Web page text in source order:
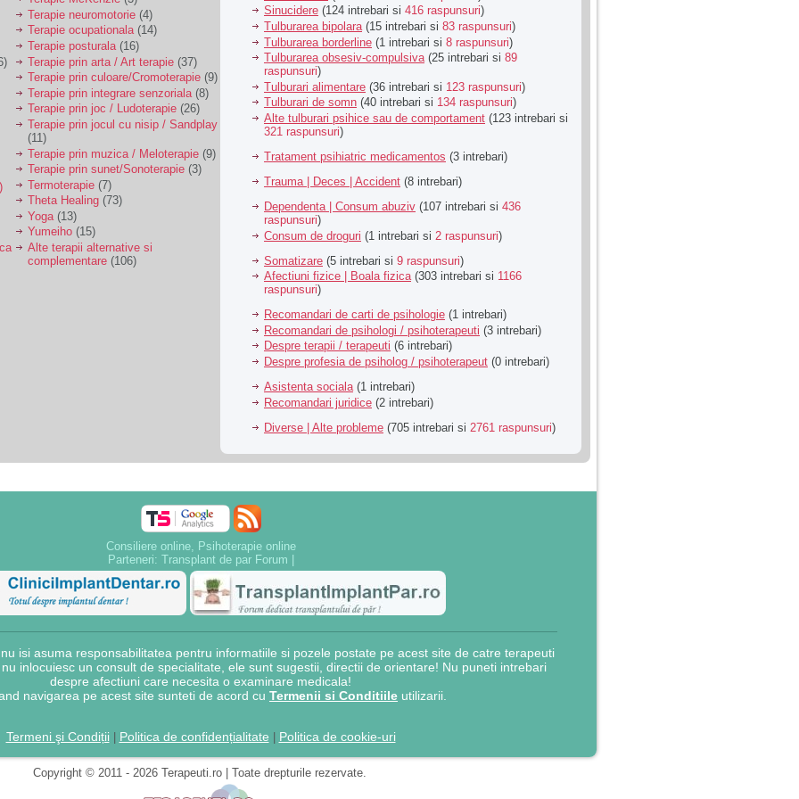
Terapie neuromotorie (4)
Terapie ocupationala(14)
Terapie posturala (16)
Terapie prin arta / Art terapie (37)
Terapie prin culoare/Cromoterapie (9)
Terapie prin integrare senzoriala (8)
Terapie prin joc / Ludoterapie (26)
Terapie prin jocul cu nisip / Sandplay
(11)
Terapie prin muzica / Meloterapie (9)
Terapie prin sunet/Sonoterapie (3)
Termoterapie (7)
Theta Healing (73)
Yoga (13)
Yumeiho (15)
Alte terapii alternative si
complementare (106)
Sinucidere (124 intrebari si 416 raspunsuri)
Tulburarea bipolara(15 intrebari si 83 raspunsuri)
Tulburarea borderline (1 intrebari si 8 raspunsuri)
Tulburarea obsesiv-compulsiva(25 intrebari si 89
raspunsuri)
Tulburari alimentare (36 intrebari si 123 raspunsuri)
Tulburari de somn (40 intrebari si 134 raspunsuri)
Alte tulburari psihice sau de comportament (123 intrebari si
321 raspunsuri)
Tratament psihiatric medicamentos (3 intrebari)
Trauma | Deces | Accident (8 intrebari)
Dependenta | Consum abuziv (107 intrebari si 436
raspunsuri)
Consum de droguri (1 intrebari si 2 raspunsuri)
Somatizare (5 intrebari si 9 raspunsuri)
Afectiuni fizice | Boala fizica(303 intrebari si 1166
raspunsuri)
Recomandari de carti de psihologie (1 intrebari)
Recomandari de psihologi / psihoterapeuti (3 intrebari)
Despre terapii / terapeuti (6 intrebari)
Despre profesia de psiholog / psihoterapeut (0 intrebari)
Asistenta sociala (1 intrebari)
Recomandari juridice (2 intrebari)
Diverse | Alte probleme (705 intrebari si 2761 raspunsuri)
Consiliere online, Psihoterapie online
Parteneri: Transplant de par Forum
isi asuma responsabilitatea pentru informatiile si pozele postate pe acest site de catre terapeuti
inlocuiesc un consult de specialitate, ele sunt sugestii, directii de orientare! Nu puneti intrebari
despre afectiuni care necesita o examinare medicala!
navigarea pe acest site sunteti de acord cu Termenii si Conditiile utilizarii.
Termeni şi Condiții| Politica de confidențialitate Politica de cookie-uri
Copyright © 2011 - 2026 Terapeuti.ro | Toate drepturile rezervate.